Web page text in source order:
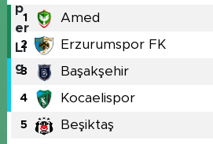
1 Amed
2 Erzurumspor FK
3 Başakşehir
4 Kocaelispor
5 Beşiktaş